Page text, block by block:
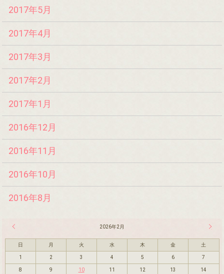
2017年5月
2017年4月
2017年3月
2017年2月
2017年1月
2016年12月
2016年11月
2016年10月
2016年8月
2026年2月
日 月 火 水 木 金 土
1 2 3 4 5 6 7
8 9 10 11 12 13 14